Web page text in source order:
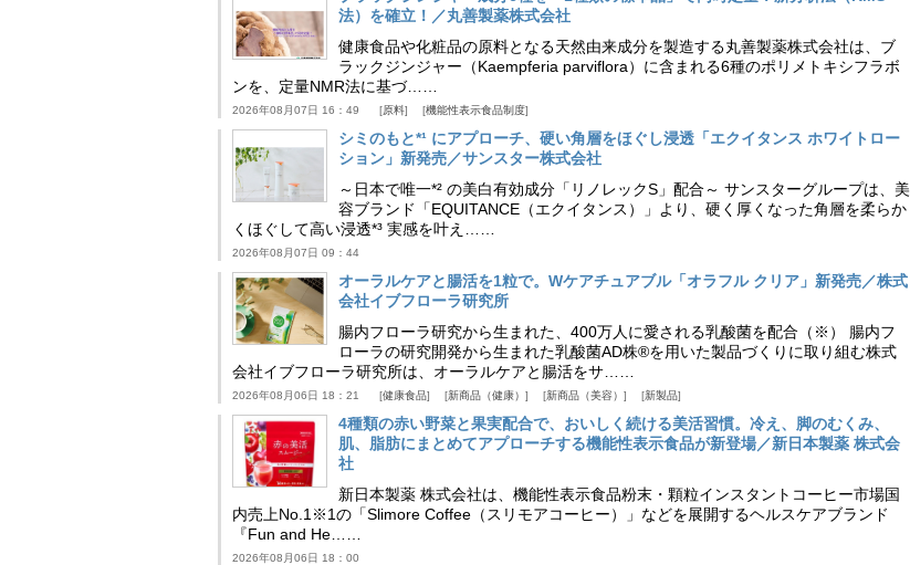
法）を確立！／丸善製薬株式会社
健康食品や化粧品の原料となる天然由来成分を製造する丸善製薬株式会社は、ブ
ラックジンジャー（Kaempferia parviflora）に含まれる6種のポリメトキシフラボ
ンを、定量NMR法に基づ……
2026年08月07日 16：49 原料 機能性表示食品制度
シミのもと*¹ にアプローチ、硬い角層をほぐし浸透「エクイタンス ホワイトロー
ション」新発売／サンスター株式会社
～日本で唯一*² の美白有効成分「リノレックS」配合～ サンスターグループは、美
容ブランド「EQUITANCE（エクイタンス）」より、硬く厚くなった角層を柔らか
くほぐして高い浸透*³ 実感を叶え……
2026年08月07日 09：44
オーラルケアと腸活を1粒で。Wケアチュアブル「オラフル クリア」新発売／株式
会社イブフローラ研究所
腸内フローラ研究から生まれた、400万人に愛される乳酸菌を配合（※） 腸内フ
ローラの研究開発から生まれた乳酸菌AD株®を用いた製品づくりに取り組む株式
会社イブフローラ研究所は、オーラルケアと腸活をサ……
2026年08月06日 18：21 健康食品 新商品（健康） 新商品（美容） 新製品
4種類の赤い野菜と果実配合で、おいしく続ける美活習慣。冷え、脚のむくみ、
肌、脂肪にまとめてアプローチする機能性表示食品が新登場／新日本製薬 株式会
社
新日本製薬 株式会社は、機能性表示食品粉末・顆粒インスタントコーヒー市場国
内売上No.1※1の「Slimore Coffee（スリモアコーヒー）」などを展開するヘルスケアブランド
『Fun and He……
2026年08月06日 18：00